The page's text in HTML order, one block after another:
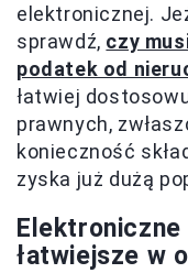
elektronicznej.
sprawdź, czy
podatek od
łatwiej
prawnych,
konieczność
zyska już dużą
łatwiejsze w